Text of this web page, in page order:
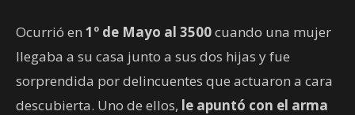
Ocurrió en 1º de Mayo al 3500cuando una mujer
llegaba a su casa junto a sus dos hijas y fue
sorprendida por delincuentes que actuaron a cara
descubierta. Uno de ellos, le apuntó con el arma